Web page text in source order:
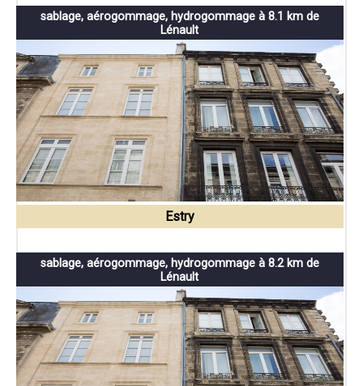
sablage, aérogommage, hydrogommage à 8.1 km de
Lénault
Estry
sablage, aérogommage, hydrogommage à 8.2 km de
Lénault